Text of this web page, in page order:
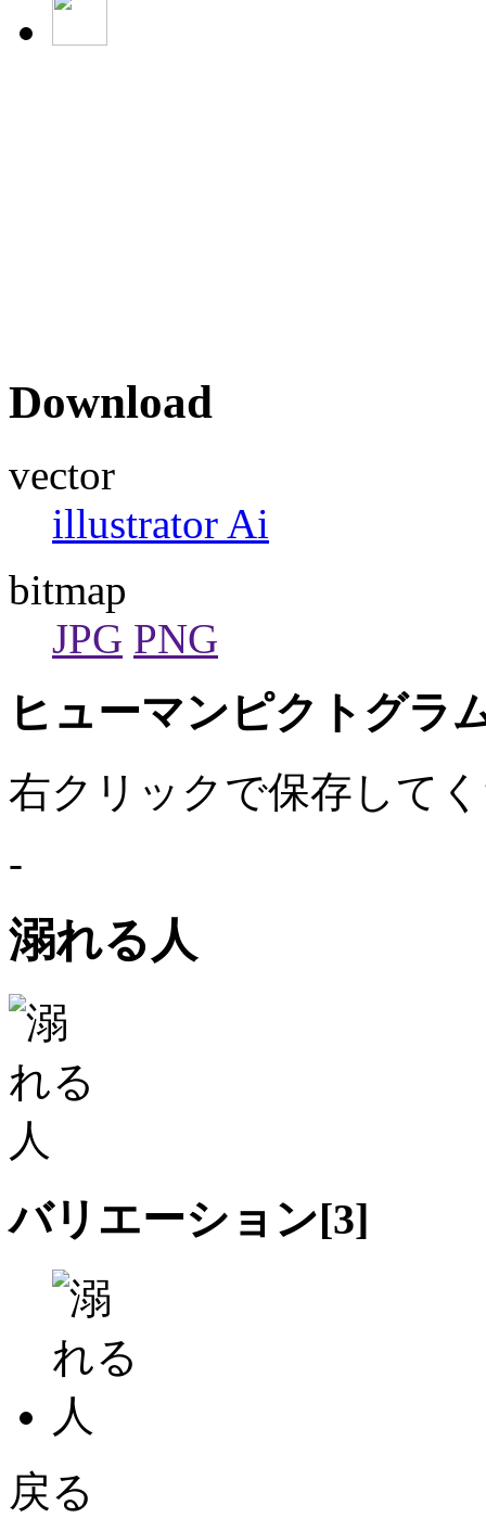
Download
vector
illustrator Ai
bitmap
JPG PNG
ヒューマンピクトグラ
右クリックで保存して
-
溺れる人
バリエーション[3]
戻る